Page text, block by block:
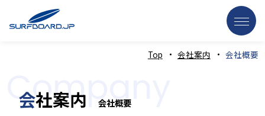
私たちについて
Top 会社案内 会社概要
Company
会社案内 会社概要